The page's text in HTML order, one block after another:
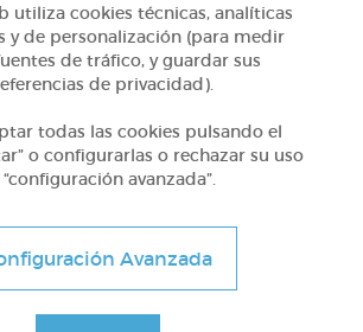
1º Primaria (6-7 años)
Geometría y fotografía
utiliza cookies técnicas, analíticas
y de personalización (para medir
de tráfico, y guardar sus
de privacidad).
todas las cookies pulsando el
o configurarlas o rechazar su uso
avanzada”.
Avanzada